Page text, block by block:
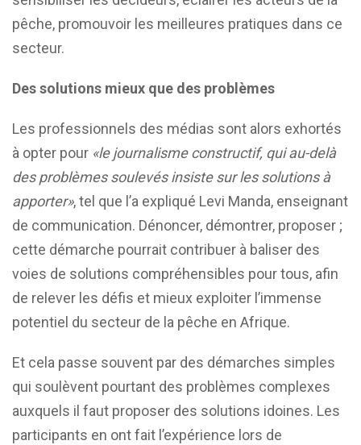
pêche, promouvoir les meilleures pratiques dans ce
secteur.
Des solutions mieux que des problèmes
Les professionnels des médias sont alors exhortés
à opter pour «le journalisme constructif, qui au-delà
des problèmes soulevés insiste sur les solutions à
apporter», tel que l’a expliqué Levi Manda, enseignant
de communication. Dénoncer, démontrer, proposer ;
cette démarche pourrait contribuer à baliser des
voies de solutions compréhensibles pour tous, afin
de relever les défis et mieux exploiter l’immense
potentiel du secteur de la pêche en Afrique.
Et cela passe souvent par des démarches simples
qui soulèvent pourtant des problèmes complexes
auxquels il faut proposer des solutions idoines. Les
participants en ont fait l’expérience lors de